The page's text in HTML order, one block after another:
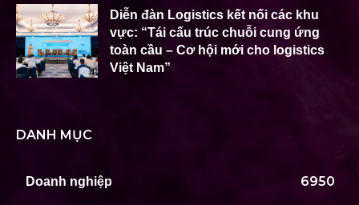
Diễn đàn Logistics kết nối các khu
vực: “Tái cấu trúc chuỗi cung ứng
toàn cầu – Cơ hội mới cho logistics
Việt Nam”
DANH MỤC
Doanh nghiệp 6950